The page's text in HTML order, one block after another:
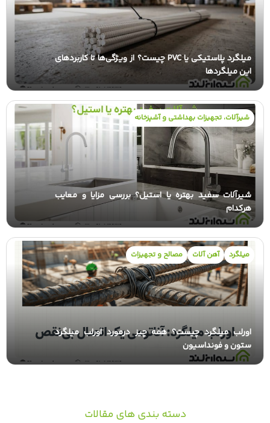
میلگرد پلاستیکی یا PVC چیست؟ از ویژگی‌ها تا کاربردهای
این میلگردها
شیرآلات سفید بهتره یا استیل؟ بررسی مزایا و معایب
هرکدام
شیرآلات، تجهیزات بهداشتی و آشپزخانه
اورلب میلگرد چیست؟ همه چیز درمورد اورلب میلگرد
ستون و فونداسیون
میلگرد آهن آلات مصالح و تجهیزات
دسته بندی های مقالات